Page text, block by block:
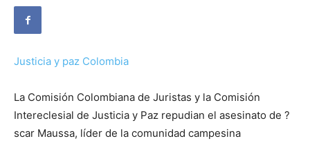
Justicia y paz Colombia
La Comisión Colombiana de Juristas y la Comisión
Intereclesial de Justicia y Paz repudian el asesinato de ?
scar Maussa, líder de la comunidad campesina